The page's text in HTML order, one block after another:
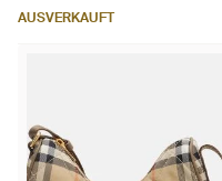
AUSVERKAUFT